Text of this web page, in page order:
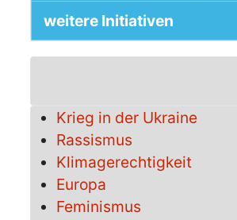
weitere Initiativen
Krieg in der Ukraine
Rassismus
Klimagerechtigkeit
Europa
Feminismus